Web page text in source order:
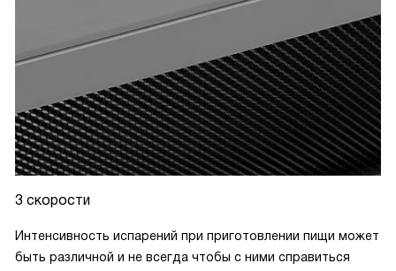
3 скорости
Интенсивность испарений при приготовлении пищи может
быть различной и не всегда чтобы с ними справиться